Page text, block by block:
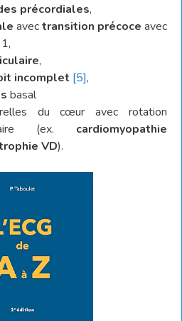
précordiales,
avectransition précoce avec
,
incomplet [5],
basal
du cœur avec rotation
(ex. cardiomyopathie
VD).